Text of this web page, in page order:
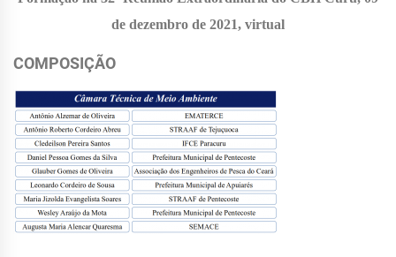
de dezembro de 2021, virtual
COMPOSIÇÃO